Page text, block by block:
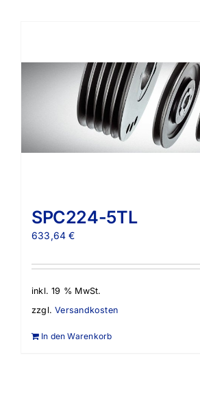
SPC224-5TL
633,64€
inkl. 19 % MwSt.
zzgl.Versandkosten
In den Warenkorb